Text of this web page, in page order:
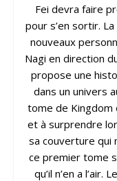
Fei devra faire
pour s’en sortir.
nouveaux
Nagi en direction
propose une
dans un univers
tome de Kingdom
et à surprendre
sa couverture qui
ce premier tome
qu’il n’en a